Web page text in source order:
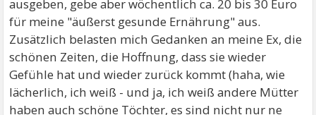
ausgeben, gebe aber wöchentlich ca. 20 bis 30 Euro
für meine "äußerst gesunde Ernährung" aus.
Zusätzlich belasten mich Gedanken an meine Ex, die
schönen Zeiten, die Hoffnung, dass sie wieder
Gefühle hat und wieder zurück kommt (haha, wie
lächerlich, ich weiß - und ja, ich weiß andere Mütter
haben auch schöne Töchter, es sind nicht nur ne